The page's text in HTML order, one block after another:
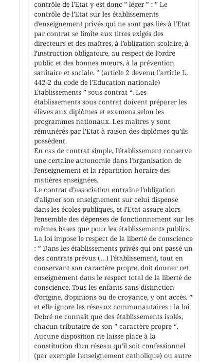
contrôle de l’Etat y est donc ” léger ” : ” Le
contrôle de l’Etat sur les établissements
d’enseignement privés qui ne sont pas liés à l’Etat
par contrat se limite aux titres exigés des
directeurs et des maîtres, à l’obligation scolaire, à
l’instruction obligatoire, au respect de l’ordre
public et des bonnes mœurs, à la prévention
sanitaire et sociale. ” (article 2 devenu l’article L.
442-2 du code de l’Education nationale)
Etablissements ” sous contrat “. Les
établissements sous contrat doivent préparer les
élèves aux diplômes et examens selon les
programmes nationaux. Les maîtres y sont
rémunérés par l’Etat à raison des diplômes qu’ils
possèdent.
En cas de contrat simple, l’établissement conserve
une certaine autonomie dans l’organisation de
l’enseignement et la répartition horaire des
matières enseignées.
Le contrat d’association entraîne l’obligation
d’aligner son enseignement sur celui dispensé
dans les écoles publiques, et l’Etat assure alors
l’ensemble des dépenses de fonctionnement sur les
mêmes bases que pour les établissements publics.
La loi impose le respect de la liberté de conscience
: ” Dans les établissements privés qui ont passé un
des contrats prévus (…) l’établissement, tout en
conservant son caractère propre, doit donner cet
enseignement dans le respect total de la liberté de
conscience. Tous les enfants sans distinction
d’origine, d’opinions ou de croyance, y ont accès. ”
et elle ignore les réseaux communautaires : la loi
Debré ne connaît que des établissements isolés,
chacun tributaire de son ” caractère propre “.
Aucune disposition ne laisse place à la
constitution d’un réseau qu’il soit confessionnel
(par exemple l’enseignement catholique) ou autre